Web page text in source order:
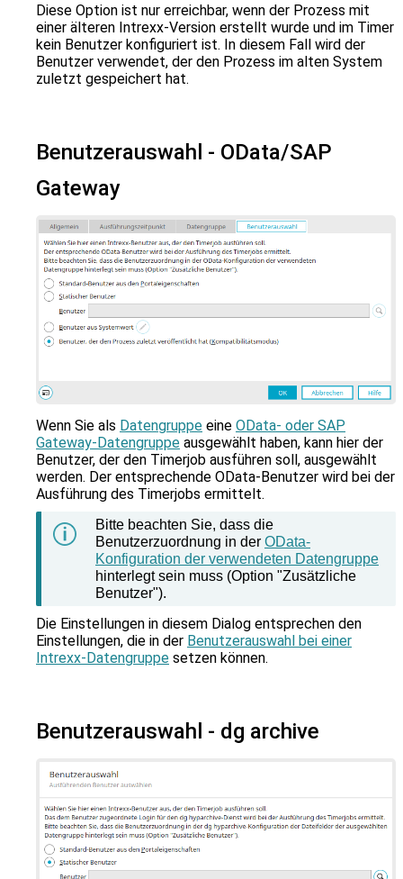
Diese Option ist nur erreichbar, wenn der Prozess mit
einer älteren Intrexx-Version erstellt wurde und im Timer
kein Benutzer konfiguriert ist. In diesem Fall wird der
Benutzer verwendet, der den Prozess im alten System
zuletzt gespeichert hat.
Benutzerauswahl - OData/SAP
Gateway
Wenn Sie als Datengruppe eine OData- oder SAP
Gateway-Datengruppe ausgewählt haben, kann hier der
Benutzer, der den Timerjob ausführen soll, ausgewählt
werden. Der entsprechende OData-Benutzer wird bei der
Ausführung des Timerjobs ermittelt.
Bitte beachten Sie, dass die
Benutzerzuordnung in der OData-
Konfiguration der verwendeten Datengruppe
hinterlegt sein muss (Option "Zusätzliche
Benutzer").
Die Einstellungen in diesem Dialog entsprechen den
Einstellungen, die in der Benutzerauswahl bei einer
Intrexx-Datengruppe setzen können.
Benutzerauswahl - dg archive